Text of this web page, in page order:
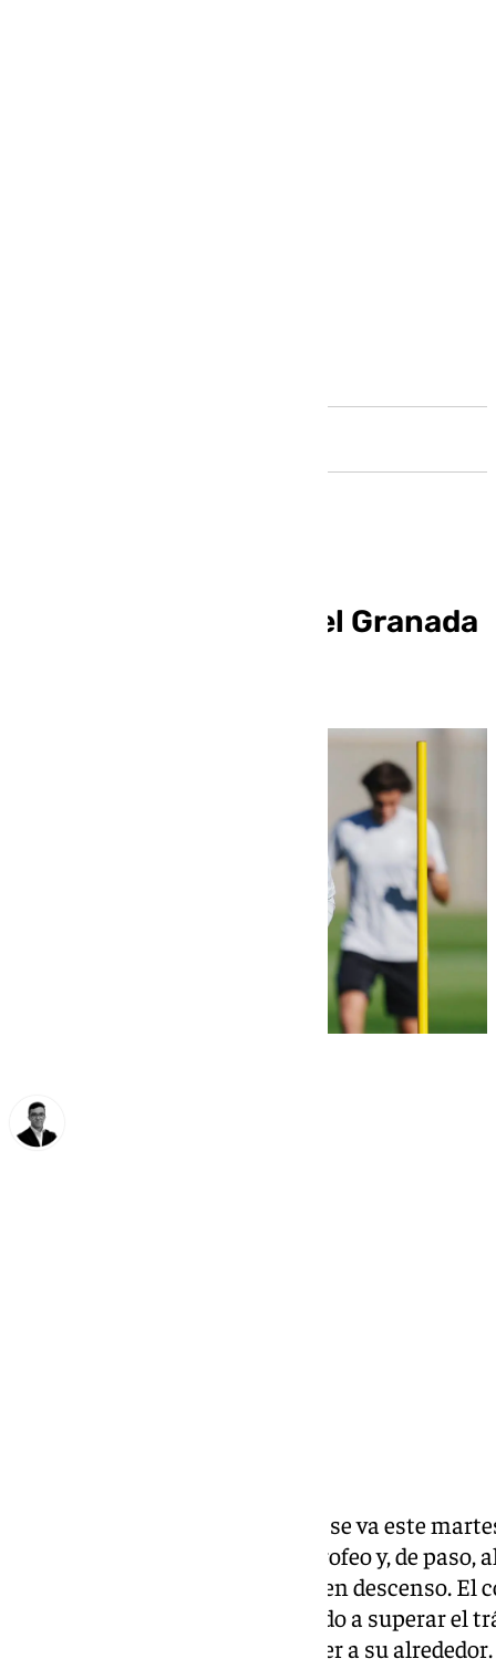
La segunda unidad del Granada
La segunda unidad del Granada se va este
misión de evitar el susto en el trofeo y, de paso,
acumulan en Liga, donde sigue en descenso.
Roda, de la Tercera RFEF, obligado a superar
el ambiente se vuelva a enrarecer a su